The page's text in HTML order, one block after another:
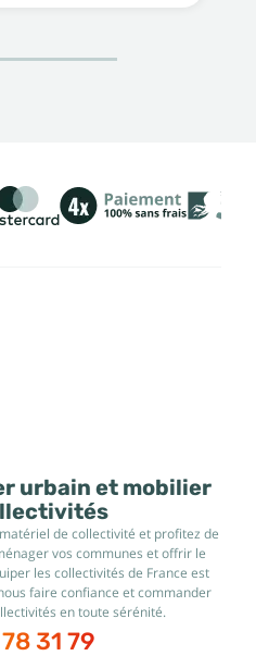
urbain et mobilier
de collectivité et profitez de
vos communes et offrir le
les collectivités de France est
faire confiance et commander
en toute sérénité.
31 79